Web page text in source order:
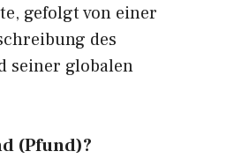
gefolgt von einer
des
seiner globalen
(Pfund)?